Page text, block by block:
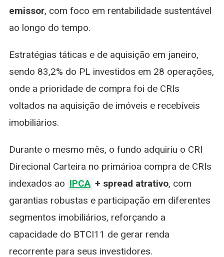
emissor, com foco em rentabilidade sustentável
ao longo do tempo.
Estratégias táticas e de aquisição em janeiro,
sendo 83,2% do PL investidos em 28 operações,
onde a prioridade de compra foi de CRIs
voltados na aquisição de imóveis e recebíveis
imobiliários.
Durante o mesmo mês, o fundo adquiriu o CRI
Direcional Carteira no primárioa compra de CRIs
indexados ao IPCA + spread atrativo, com
garantias robustas e participação em diferentes
segmentos imobiliários, reforçando a
capacidade do BTCI11 de gerar renda
recorrente para seus investidores.